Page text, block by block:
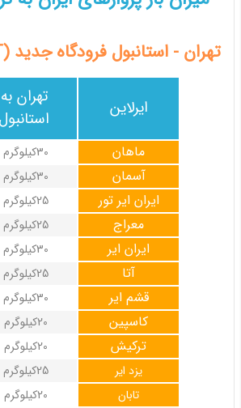
تهران - استانبول فرودگاه جدید (IST ) - تهران
تهران به
استانبول
ایرلاین
30کیلوگرم ماهان
30کیلوگرم آسمان
25کیلوگرم ایران ایر تور
25کیلوگرم معراج
30کیلوگرم ایران ایر
25کیلوگرم آتا
30کیلوگرم قشم ایر
20کیلوگرم کاسپین
20کیلوگرم ترکیش
25کیلوگرم
یزد ایر
20کیلوگرم
تابان